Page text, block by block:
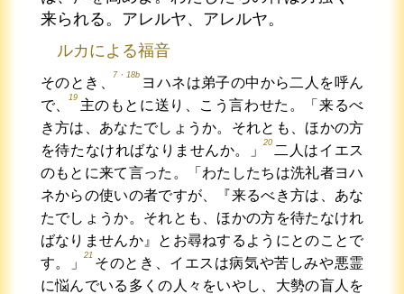
来られる。アレルヤ、アレルヤ。
ルカによる福音
そのとき、
7・18b
ヨハネは弟子の中から二人を呼ん
で、
19
主のもとに送り、こう言わせた。「来るべ
き方は、あなたでしょうか。それとも、ほかの方
を待たなければなりませんか。」
20
二人はイエス
のもとに来て言った。「わたしたちは洗礼者ヨハ
ネからの使いの者ですが、『来るべき方は、あな
たでしょうか。それとも、ほかの方を待たなけれ
ばなりませんか』とお尋ねするようにとのことで
す。」
21
そのとき、イエスは病気や苦しみや悪霊
に悩んでいる多くの人々をいやし、大勢の盲人を